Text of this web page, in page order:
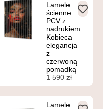
Lamele
ścienne
PCV z
nadrukiem
Kobieca
elegancja
z
czerwoną
pomadką
1 590 zł
Lamele